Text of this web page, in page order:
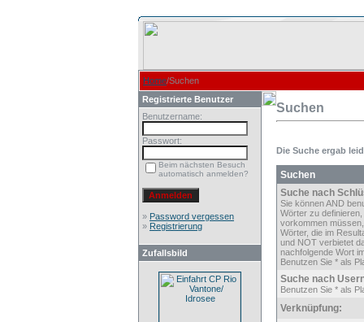
Home/Suchen
Registrierte Benutzer
Benutzername:
Passwort:
Beim nächsten Besuch
automatisch anmelden?
» Password vergessen
» Registrierung
Zufallsbild
Suchen
Die Suche ergab
Suchen
Suche nach
Sie können AND
Wörter zu definieren,
vorkommen
Wörter, die im
und NOT verbietet
nachfolgende Wort
Benutzen Sie * als
Suche nach
Benutzen Sie * als
Verknüpfung: